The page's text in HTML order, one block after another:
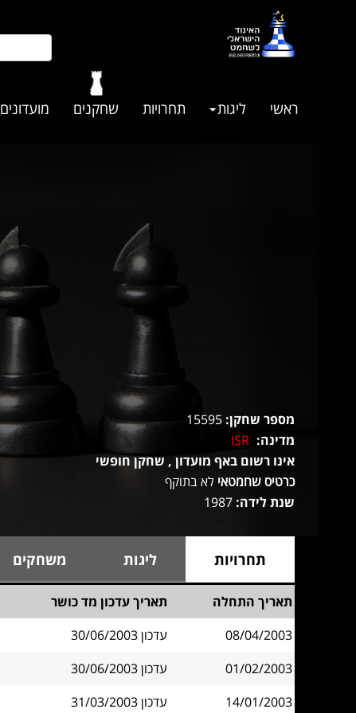
ראשי ליגות תחרויות שחקנים מועדונים
מספר שחקן:
מדינה: ISR
אינו רשום באף מועדון , שחקן חופשי
כרטיס שחמטאי לא בתוקף
שנת לידה:
תחרויות ליגות משחקים
תאריך התחלה תאריך עדכון מד כושר
08/04/2003
עדכון 30/06/2003
01/02/2003
עדכון 30/06/2003
14/01/2003
עדכון 31/03/2003